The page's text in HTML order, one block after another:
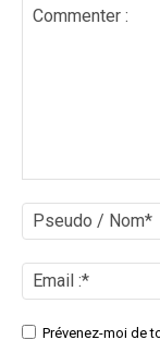
SitePrévenez-moi de